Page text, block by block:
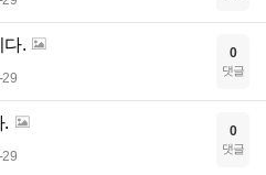
다.
29
0
댓글
.
29
0
댓글